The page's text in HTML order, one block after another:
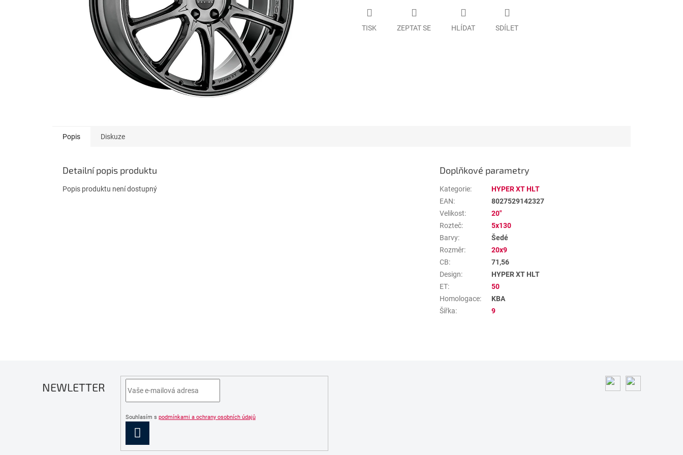
TISK ZEPTAT SE HLÍDAT SDÍLET
Popis Diskuze
Detailní popis produktu
Popis produktu není dostupný
Doplňkové parametry
Kategorie:
HYPER XT HLT
EAN:
8027529142327
Velikost:
20"
Rozteč:
5x130
Barvy:
Šedé
Rozměr:
20x9
CB:
71,56
Design:
HYPER XT HLT
ET:
50
Homologace:
KBA
Šířka: 9
NEWLETTER
Souhlasím s podmínkami a ochrany osobních údajů
SE